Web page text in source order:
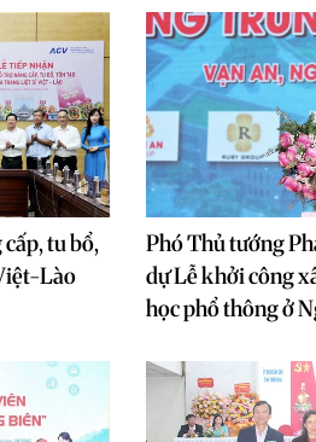
tu bổ,
Lào
Phó Thủ tướng
dự Lễ khởi công
học phổ thông ở